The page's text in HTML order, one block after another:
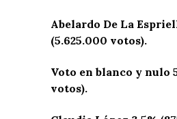
Abelardo De La
(5.625.000 votos).
Voto en blanco y nulo
votos).